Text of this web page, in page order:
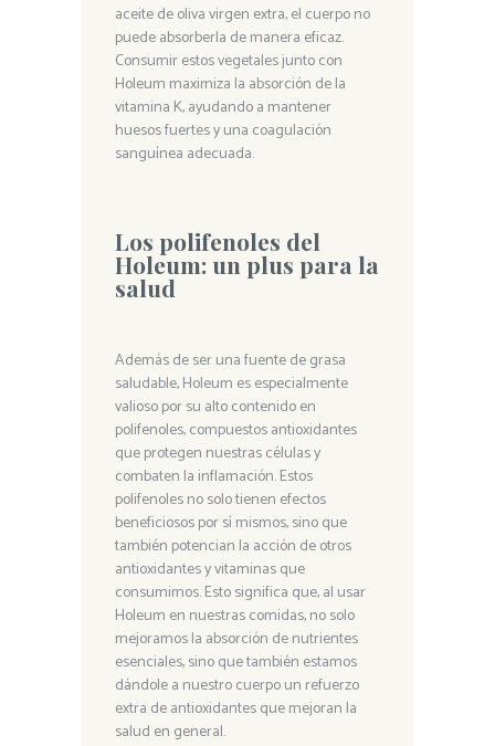
aceite de oliva virgen extra, el cuerpo no
puede absorberla de manera eficaz.
Consumir estos vegetales junto con
Holeum maximiza la absorción de la
vitamina K, ayudando a mantener
huesos fuertes y una coagulación
sanguínea adecuada.
Los polifenoles del
Holeum: un plus para la
salud
Además de ser una fuente de grasa
saludable, Holeum es especialmente
valioso por su alto contenido en
polifenoles, compuestos antioxidantes
que protegen nuestras células y
combaten la inflamación. Estos
polifenoles no solo tienen efectos
beneficiosos por sí mismos, sino que
también potencian la acción de otros
antioxidantes y vitaminas que
consumimos. Esto significa que, al usar
Holeum en nuestras comidas, no solo
mejoramos la absorción de nutrientes
esenciales, sino que también estamos
dándole a nuestro cuerpo un refuerzo
extra de antioxidantes que mejoran la
salud en general.